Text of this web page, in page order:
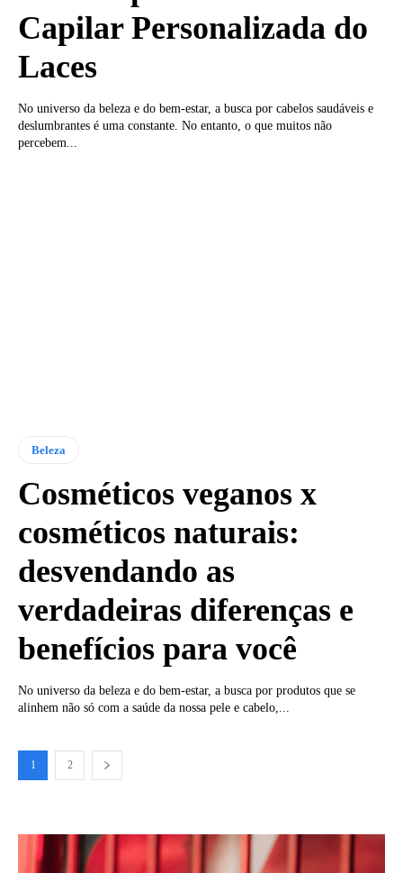
Capilar Personalizada do
Laces
No universo da beleza e do bem-estar, a busca por cabelos saudáveis e
deslumbrantes é uma constante. No entanto, o que muitos não
percebem...
Beleza
Cosméticos veganos x
cosméticos naturais:
desvendando as
verdadeiras diferenças e
benefícios para você
No universo da beleza e do bem-estar, a busca por produtos que se
alinhem não só com a saúde da nossa pele e cabelo,...
1 2